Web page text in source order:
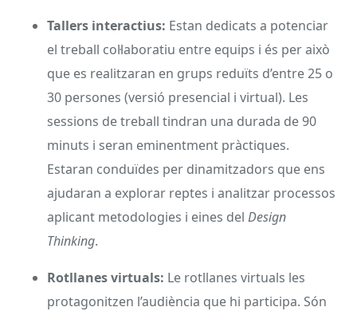
Tallers interactius: Estan dedicats a potenciar
el treball col·laboratiu entre equips i és per això
que es realitzaran en grups reduïts d’entre 25 o
30 persones (versió presencial i virtual). Les
sessions de treball tindran una durada de 90
minuts i seran eminentment pràctiques.
Estaran conduïdes per dinamitzadors que ens
ajudaran a explorar reptes i analitzar processos
aplicant metodologies i eines del Design
Thinking.
Rotllanes virtuals: Le rotllanes virtuals les
protagonitzen l’audiència que hi participa. Són